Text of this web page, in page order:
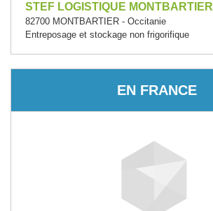
STEF LOGISTIQUE MONTBARTIER
82700 MONTBARTIER - Occitanie
Entreposage et stockage non frigorifique
EN FRANCE